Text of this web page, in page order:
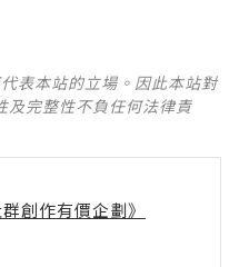
表本站的立場。因此本站對
及完整性不負任何法律責
創作有價企劃》